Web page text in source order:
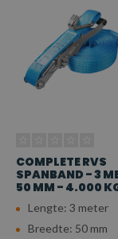
COMPLETE RVS
SPANBAND - 3
50 MM - 4.000
Lengte: 3 meter
Breedte: 50 mm